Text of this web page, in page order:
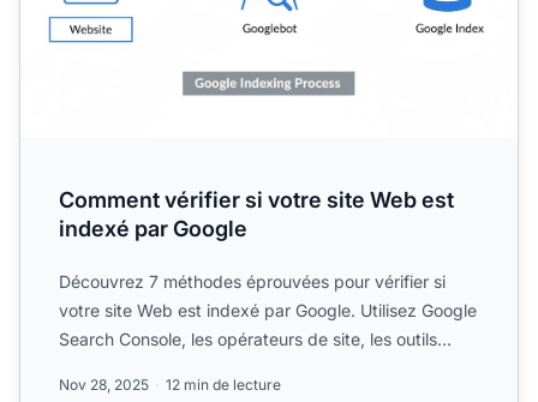
Comment vérifier si votre site Web est
indexé par Google
Découvrez 7 méthodes éprouvées pour vérifier si
votre site Web est indexé par Google. Utilisez Google
Search Console, les opérateurs de site, les outils
Nov 28, 2025 12 min de lecture